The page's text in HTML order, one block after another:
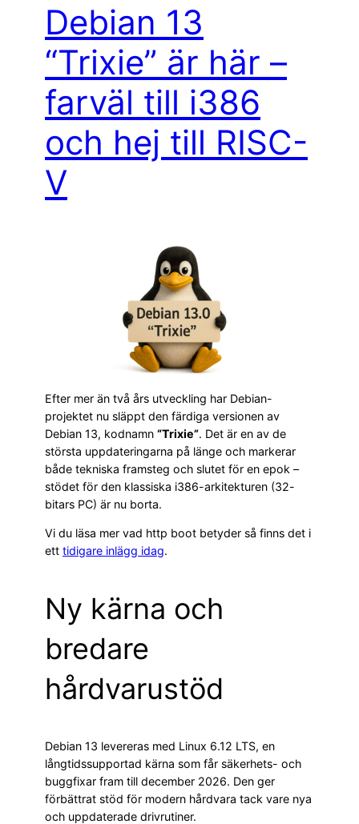
Debian 13
“Trixie” är här –
farväl till i386
och hej till RISC-
V
Efter mer än två års utveckling har Debian-
projektet nu släppt den färdiga versionen av
Debian 13, kodnamn “Trixie”. Det är en av de
största uppdateringarna på länge och markerar
både tekniska framsteg och slutet för en epok –
stödet för den klassiska i386-arkitekturen (32-
bitars PC) är nu borta.
Vi du läsa mer vad http boot betyder så finns det i
ett tidigare inlägg idag.
Ny kärna och
bredare
hårdvarustöd
Debian 13 levereras med Linux 6.12 LTS, en
långtidssupportad kärna som får säkerhets- och
buggfixar fram till december 2026. Den ger
förbättrat stöd för modern hårdvara tack vare nya
och uppdaterade drivrutiner.